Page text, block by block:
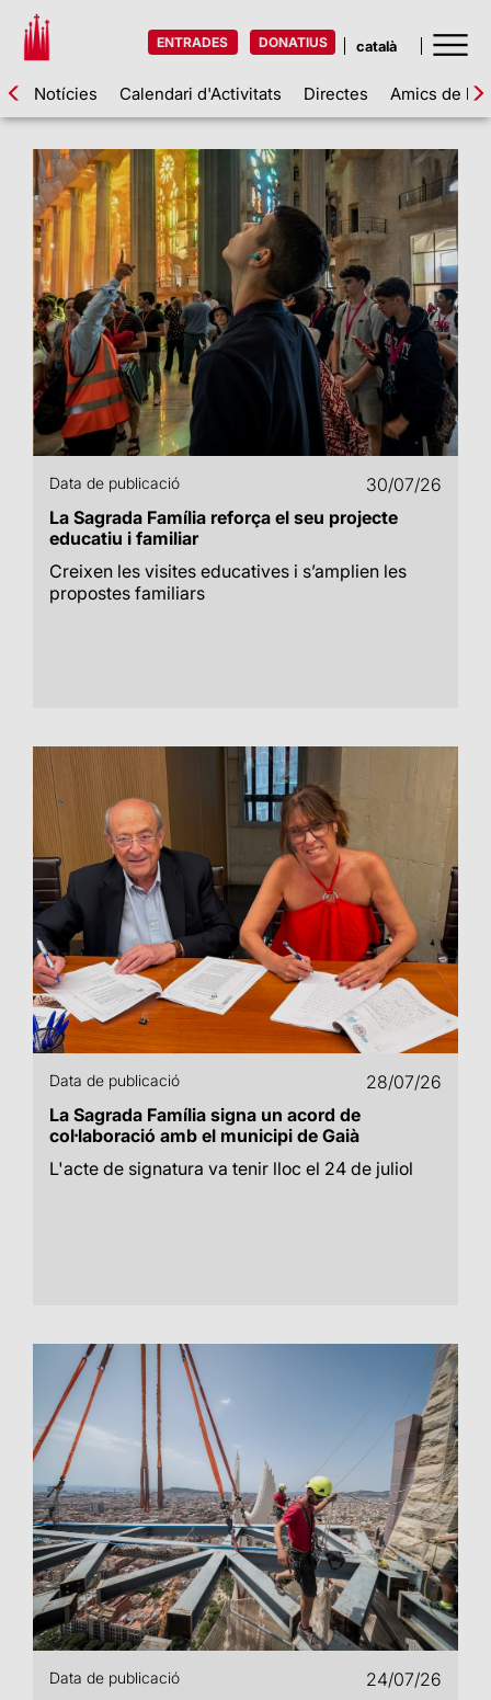
ENTRADES DONATIUS
Notícies Calendari d'Activitats Directes Amics de la
Data de publicació
30/07/26
La Sagrada Família reforça el seu projecte
educatiu i familiar
Creixen les visites educatives i s’amplien les
propostes familiars
Data de publicació
28/07/26
La Sagrada Família signa un acord de
col·laboració amb el municipi de Gaià
L'acte de signatura va tenir lloc el 24 de juliol
Data de publicació
24/07/26